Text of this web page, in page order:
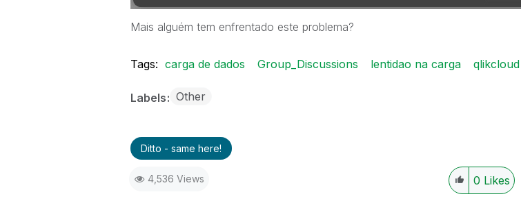
Mais alguém tem enfrentado este problema?
Tags: carga de dados Group_Discussions lentidao na carga qlikcloud
Labels Other
Ditto - same here!
4,536 Views 0 Likes